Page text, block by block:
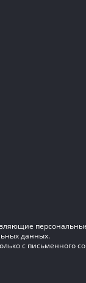
данных.
с письменного